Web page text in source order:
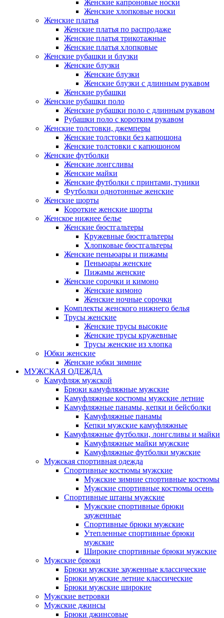
Женские капроновые носки
Женские хлопковые носки
Женские платья
Женские платья по распродаже
Женские платья трикотажные
Женские платья хлопковые
Женские рубашки и блузки
Женские блузки
Женские блузки
Женские блузки с длинным рукавом
Женские рубашки
Женские рубашки поло
Женские рубашки поло с длинным рукавом
Рубашки поло с коротким рукавом
Женские толстовки, джемперы
Женские толстовки без капюшона
Женские толстовки с капюшоном
Женские футболки
Женские лонгсливы
Женские майки
Женские футболки с принтами, туники
Футболки однотонные женские
Женские шорты
Короткие женские шорты
Женское нижнее белье
Женские бюстгальтеры
Кружевные бюстгальтеры
Хлопковые бюстгальтеры
Женские пеньюары и пижамы
Пеньюары женские
Пижамы женские
Женские сорочки и кимоно
Женские кимоно
Женские ночные сорочки
Комплекты женского нижнего белья
Трусы женские
Женские трусы высокие
Женские трусы кружевные
Трусы женские из хлопка
Юбки женские
Женские юбки зимние
МУЖСКАЯ ОДЕЖДА
Камуфляж мужской
Брюки камуфляжные мужские
Камуфляжные костюмы мужские летние
Камуфляжные панамы, кепки и бейсболки
Камуфляжные панамы
Кепки мужские камуфляжные
Камуфляжные футболки, лонгсливы и майки
Камуфляжные майки мужские
Камуфляжные футболки мужские
Мужская спортивная одежда
Спортивные костюмы мужские
Мужские зимние спортивные костюмы
Мужские спортивные костюмы осень
Спортивные штаны мужские
Мужские спортивные брюки
зауженные
Спортивные брюки мужские
Утепленные спортивные брюки
мужские
Широкие спортивные брюки мужские
Мужские брюки
Брюки мужские зауженные классические
Брюки мужские летние классические
Брюки мужские широкие
Мужские ветровки
Мужские джинсы
Брюки джинсовые